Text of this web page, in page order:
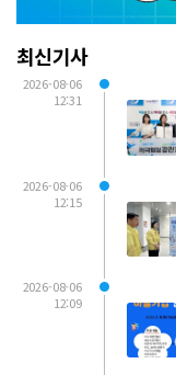
최신기사
2026-08-06
12:31
2026-08-06
12:15
2026-08-06
12:09